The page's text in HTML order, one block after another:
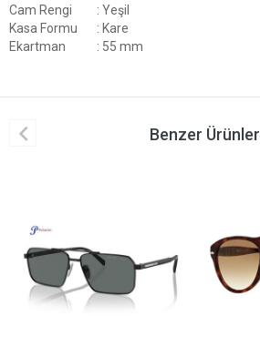
Cam Rengi
: Yeşil
Kasa Formu
: Kare
Ekartman
: 55 mm
Benzer Ürünler